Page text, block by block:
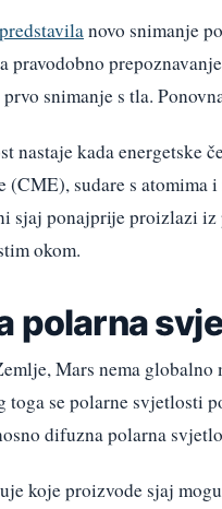
predstavilanovo snimanje
pravodobno
snimanje s tla.
nastaje kada energetske
(CME), sudare s
sjaj ponajprije proizlazi
okom.
polarna
Mars nema
toga se polarne svjetlosti
difuzna polarna
koje proizvode sjaj